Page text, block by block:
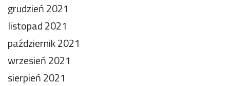
grudzień 2021
listopad 2021
październik 2021
wrzesień 2021
sierpień 2021